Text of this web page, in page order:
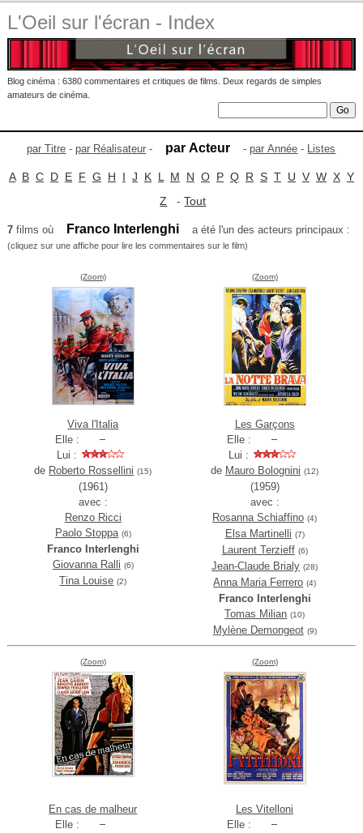
L'Oeil sur l'écran - Index
Blog cinéma : 6380 commentaires et critiques de films. Deux regards de simples
amateurs de cinéma.
par Titre -par Réalisateur - par Acteur -par Année - Listes
A B C D E F G H I J K L M N O P Q R S T U V W X Y
Z -Tout
7films où Franco Interlenghi a été l'un des acteurs principaux :
(cliquez sur une affiche pour lire les commentaires sur le film)
(Zoom)
Viva l'Italia
Elle :
Lui :
de Roberto Rossellini (15)
(1961)
avec :
Renzo Ricci
Paolo Stoppa (6)
Franco Interlenghi
Giovanna Ralli (6)
Tina Louise (2)
(Zoom)
Les Garçons
Elle :
Lui :
de Mauro Bolognini (12)
(1959)
avec :
Rosanna Schiaffino (4)
Elsa Martinelli (7)
Laurent Terzieff (6)
Jean-Claude Brialy (28)
Anna Maria Ferrero (4)
Franco Interlenghi
Tomas Milian (10)
Mylène Demongeot (9)
(Zoom)
En cas de malheur
Elle :
(Zoom)
Les Vitelloni
Elle :